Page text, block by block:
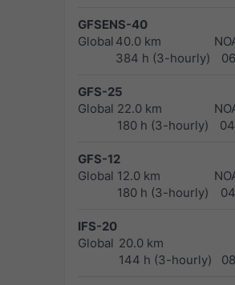
GFSENS-40
Global 40.0 km
384 h (3-hourly)
GFS-25
Global 22.0 km
180 h (3-hourly)
GFS-12
Global 12.0 km
180 h (3-hourly)
IFS-20
Global 20.0 km
144 h (3-hourly)